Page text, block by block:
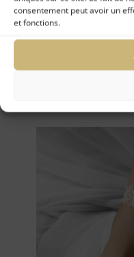
consentement peut avoir un
et fonctions.
Coffret